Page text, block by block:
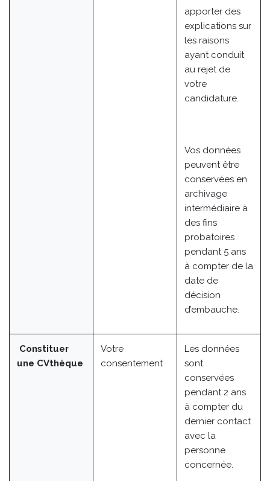
apporter des
explications sur
les raisons
ayant conduit
au rejet de
votre
candidature.
Vos données
peuvent être
conservées en
archivage
intermédiaire à
des fins
probatoires
pendant 5 ans
à compter de la
date de
décision
d’embauche.
Constituer
une CVthèque
Votre
consentement
Les données
sont
conservées
pendant 2 ans
à compter du
dernier contact
avec la
personne
concernée.